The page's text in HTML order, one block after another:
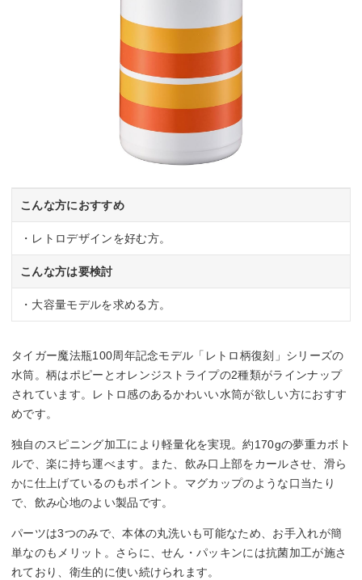
こんな方におすすめ
・レトロデザインを好む方。
こんな方は要検討
・大容量モデルを求める方。
タイガー魔法瓶100周年記念モデル「レトロ柄復刻」シリーズの
水筒。柄はポピーとオレンジストライプの2種類がラインナップ
されています。レトロ感のあるかわいい水筒が欲しい方におすす
めです。
独自のスピニング加工により軽量化を実現。約170gの夢重カボト
ルで、楽に持ち運べます。また、飲み口上部をカールさせ、滑ら
かに仕上げているのもポイント。マグカップのような口当たり
で、飲み心地のよい製品です。
パーツは3つのみで、本体の丸洗いも可能なため、お手入れが簡
単なのもメリット。さらに、せん・パッキンには抗菌加工が施さ
れており、衛生的に使い続けられます。